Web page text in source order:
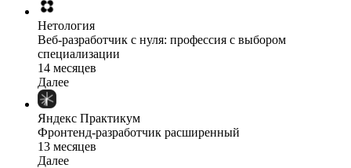
Нетология
Веб-разработчик с нуля: профессия с выбором
специализации
14 месяцев
Далее
Яндекс Практикум
Фронтенд-разработчик расширенный
13 месяцев
Далее